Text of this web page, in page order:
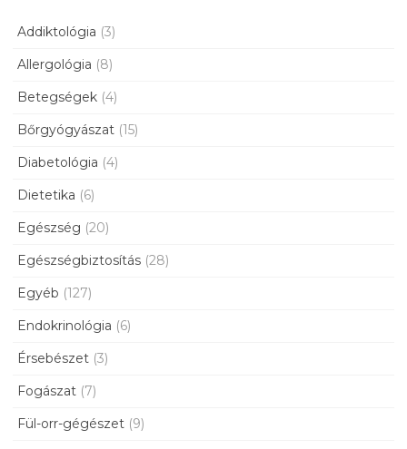
Addiktológia (3)
Allergológia (8)
Betegségek (4)
Bőrgyógyászat (15)
Diabetológia (4)
Dietetika (6)
Egészség (20)
Egészségbiztosítás (28)
Egyéb (127)
Endokrinológia (6)
Érsebészet (3)
Fogászat (7)
Fül-orr-gégészet (9)